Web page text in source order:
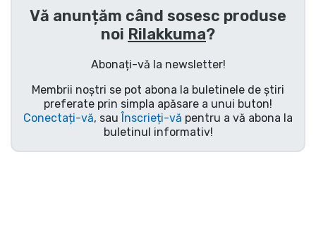
Vă anunțăm când sosesc produse
noi Rilakkuma?
Abonați-vă la newsletter!
Membrii noștri se pot abona la buletinele de știri
preferate prin simpla apăsare a unui buton!
Conectați-vă, sauÎnscrieți-vă pentru a vă abona la
buletinul informativ!
Sortare după filme
Sortare după Anime
Sortare după jocuri